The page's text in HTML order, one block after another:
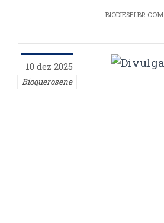
BIODIESELBR.COM
10 dez 2025
Bioquerosene